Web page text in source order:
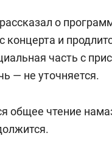
о
концерта и
часть с
— не уточняется.
общее чтение